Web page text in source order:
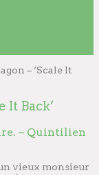
– ‘Scale It
It Back’
– Quintilien
vieux monsieur